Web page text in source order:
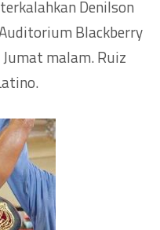
Denilson
Blackberry
malam. Ruiz